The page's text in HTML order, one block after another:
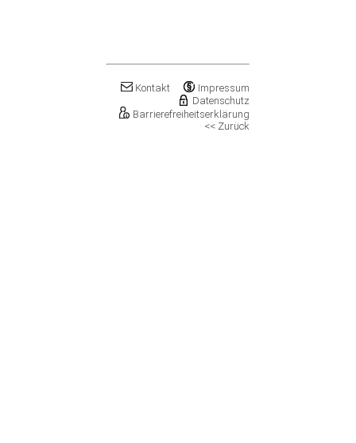
Kroppenstedt, Stadt
Landsberg, Stadt
Impressum
Kontakt
Datenschutz
Barrierefreiheitserklärung
<< Zurück